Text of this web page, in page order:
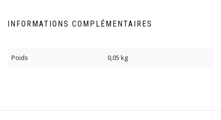
INFORMATIONS COMPLÉMENTAIRES
Poids 0,05 kg